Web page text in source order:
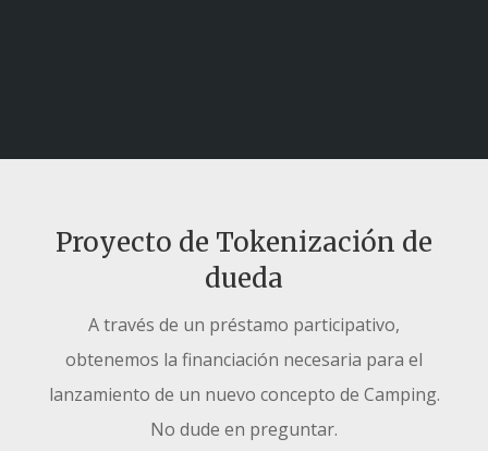
Proyecto de Tokenización de
dueda
A través de un préstamo participativo,
obtenemos la financiación necesaria para el
lanzamiento de un nuevo concepto de Camping.
No dude en preguntar.